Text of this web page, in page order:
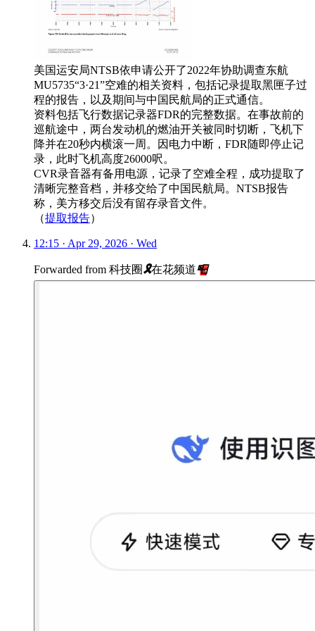
美国运安局NTSB依申请公开了2022年协助调查东航
MU5735“3·21”空难的相关资料，包括记录提取黑匣子过
程的报告，以及期间与中国民航局的正式通信。
资料包括飞行数据记录器FDR的完整数据。在事故前的
巡航途中，两台发动机的燃油开关被同时切断，飞机下
降并在20秒内横滚一周。因电力中断，FDR随即停止记
录，此时飞机高度26000呎。
CVR录音器有备用电源，记录了空难全程，成功提取了
清晰完整音档，并移交给了中国民航局。NTSB报告
称，美方移交后没有留存录音文件。
（提取报告）
12:15 · Apr 29, 2026 · Wed
Forwarded from 科技圈🎗在花频道📮